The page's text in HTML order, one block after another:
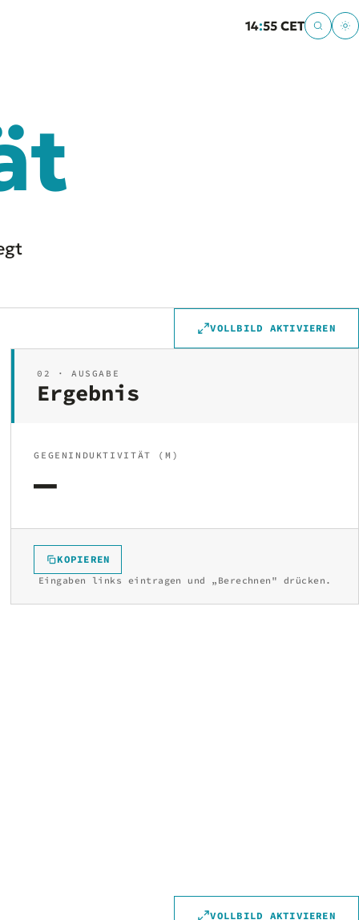
14:55 CET
VOLLBILD AKTIVIEREN
02 · AUSGABE
Ergebnis
GEGENINDUKTIVITÄT (M)
—
KOPIEREN
Eingaben links eintragen und „Berechnen" drücken.
VOLLBILD AKTIVIEREN